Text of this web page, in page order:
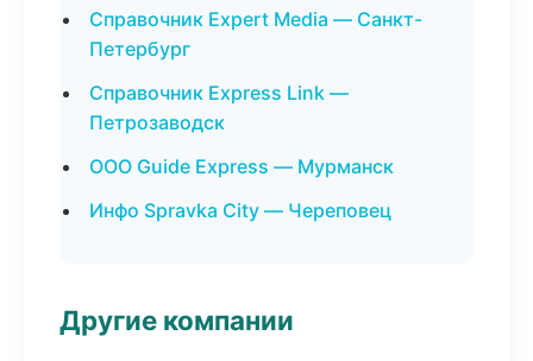
Справочник Expert Media — Санкт-
Петербург
Справочник Express Link —
Петрозаводск
ООО Guide Express — Мурманск
Инфо Spravka City — Череповец
Другие компании